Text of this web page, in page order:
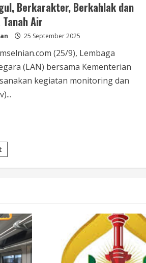
Berkarakter, Berkahlak dan
Air
25 September 2025
(25/9), Lembaga
(LAN) bersama Kementerian
kegiatan monitoring dan